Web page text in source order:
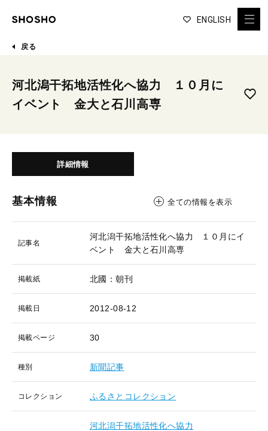
ENGLISH
戻る
河北潟干拓地活性化へ協力 １０月に
イベント 金大と石川高専
詳細情報
基本情報 全ての情報を表示
記事名
河北潟干拓地活性化へ協力 １０月にイ
ベント 金大と石川高専
掲載紙 北國：朝刊
掲載日 2012-08-12
掲載ページ 30
種別 新聞記事
コレクション ふるさとコレクション
河北潟干拓地活性化へ協力